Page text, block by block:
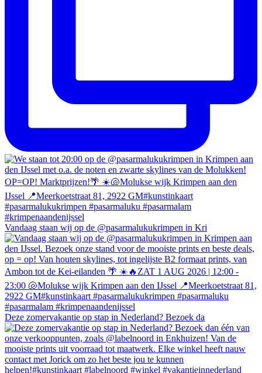
Vandaag staan wij op de @pasarmalukukrimpen in Kri
Deze zomervakantie op stap in Nederland? Bezoek da